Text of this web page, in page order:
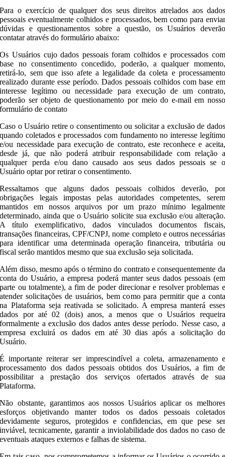
Para o exercício de qualquer dos seus direitos atrelados aos dados
pessoais eventualmente colhidos e processados, bem como para enviar
dúvidas e questionamentos sobre a questão, os Usuários deverão
contatar através do formulário abaixo:
Os Usuários cujo dados pessoais foram colhidos e processados com
base no consentimento concedido, poderão, a qualquer momento,
retirá-lo, sem que isso afete a legalidade da coleta e processamento
realizado durante esse período. Dados pessoais colhidos com base em
interesse legítimo ou necessidade para execução de um contrato,
poderão ser objeto de questionamento por meio do e-mail em nosso
formulário de contato
Caso o Usuário retire o consentimento ou solicitar a exclusão de dados
quando coletados e processados com fundamento no interesse legítimo
e/ou necessidade para execução de contrato, este reconhece e aceita,
desde já, que não poderá atribuir responsabilidade com relação a
qualquer perda e/ou dano causado aos seus dados pessoais se o
Usuário optar por retirar o consentimento.
Ressaltamos que alguns dados pessoais colhidos deverão, por
obrigações legais impostas pelas autoridades competentes, serem
mantidos em nossos arquivos por um prazo mínimo legalmente
determinado, ainda que o Usuário solicite sua exclusão e/ou alteração.
A título exemplificativo, dados vinculados documentos fiscais,
transações financeiras, CPF/CNPJ, nome completo e outros necessárias
para identificar uma determinada operação financeira, tributária ou
fiscal serão mantidos mesmo que sua exclusão seja solicitada.
Além disso, mesmo após o término do contrato e consequentemente da
conta do Usuário, a empresa poderá manter seus dados pessoais (em
parte ou totalmente), a fim de poder direcionar e resolver problemas e
atender solicitações de usuários, bem como para permitir que a conta
na Plataforma seja reativada se solicitado. A empresa manterá esses
dados por até 02 (dois) anos, a menos que o Usuários requeira
formalmente a exclusão dos dados antes desse período. Nesse caso, a
empresa excluirá os dados em até 30 dias após a solicitação do
Usuário.
É importante reiterar ser imprescindível a coleta, armazenamento e
processamento dos dados pessoais obtidos dos Usuários, a fim de
possibilitar a prestação dos serviços ofertados através de sua
Plataforma.
Não obstante, garantimos aos nossos Usuários aplicar os melhores
esforços objetivando manter todos os dados pessoais coletados
devidamente seguros, protegidos e confidencias, em que pese ser
inviável, tecnicamente, garantir a inviolabilidade dos dados no caso de
eventuais ataques externos e falhas de sistema.